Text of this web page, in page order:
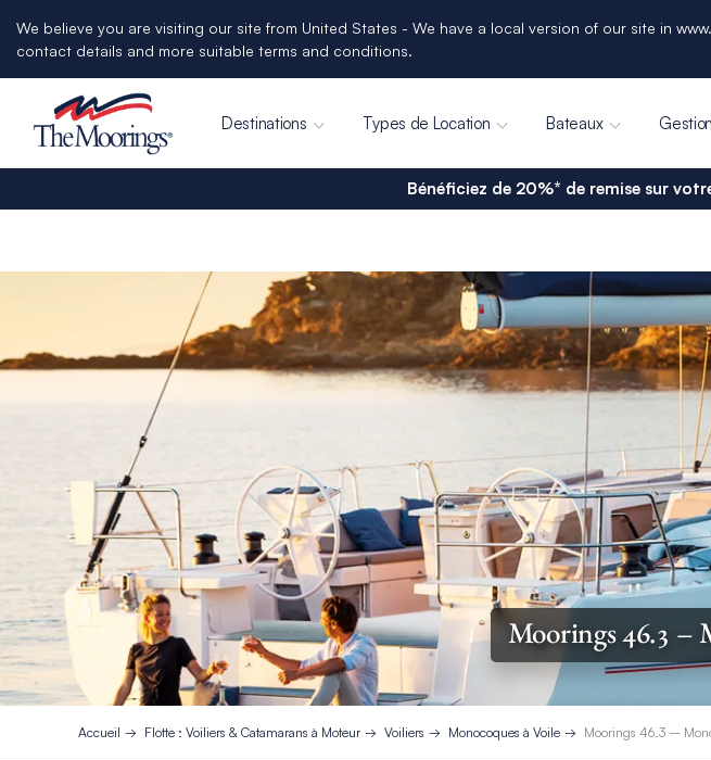
We believe you are visiting our site from United States - We have a local version of our site in
contact details and more suitable terms and conditions.
Destinations Types de Location Bateaux
Bénéficiez de 20%* de remise sur
Moorings 46.3 –
Accueil Flotte : Voiliers & Catamarans à Moteur Voiliers Monocoques à Voile Moorings 46.3 –